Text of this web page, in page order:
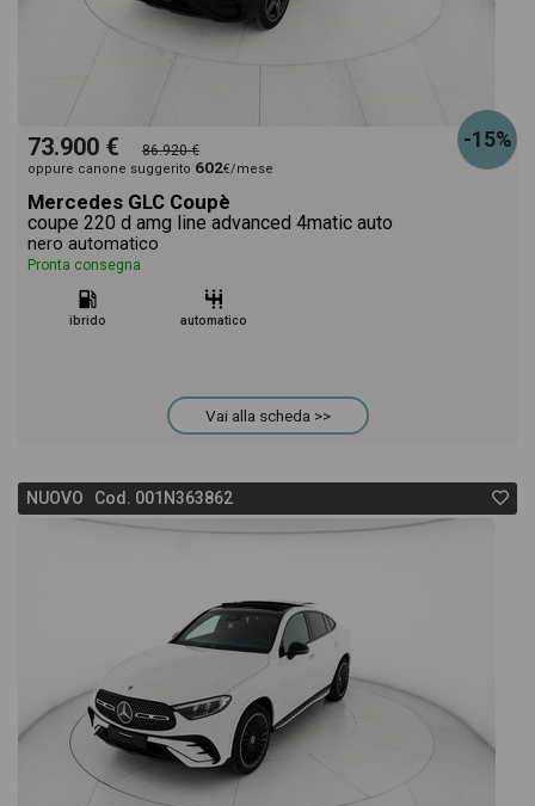
-15%
73.900 € 86.920 €
oppure canone suggerito 602€/mese
Mercedes GLC Coupè
coupe 220 d amg line advanced 4matic auto
nero automatico
Pronta consegna
ibrido automatico
Vai alla scheda >>
NUOVO Cod. 001N363862